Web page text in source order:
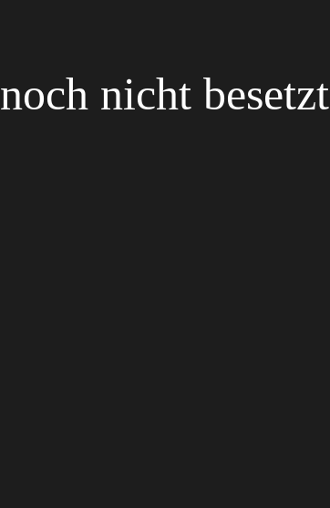
noch nicht besetzt